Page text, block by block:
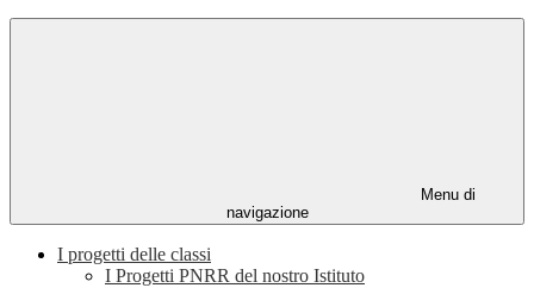
Menu di
navigazione
I progetti delle classi
I Progetti PNRR del nostro Istituto